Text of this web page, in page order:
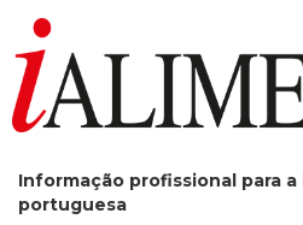
Informação profissional para
portuguesa